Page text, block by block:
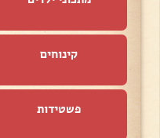
קינוחים
פשטידות